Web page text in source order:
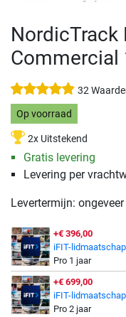
NordicTrack
Commercial
32
Op voorraad
2x Uitstekend
Gratis levering
Levering per
Levertermijn:
+€ 396,00
iFIT-lidmaatschap
Pro 1 jaar
+€ 699,00
iFIT-lidmaatschap
Pro 2 jaar